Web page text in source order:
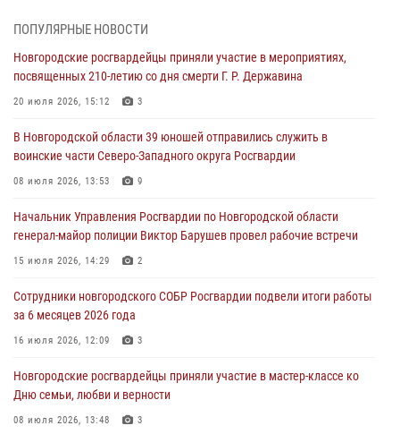
В Великом Новгороде сотрудники центра лицензионно-
разрешительной работы Росгвардии провели телефонную «горячую
30 июля 2026, 14:36 1
Новгородские росгвардейцы рассказали о службе детям из летнего
30 июля 2026, 08:40 5
Новгородские росгвардейцы задержали мужчину
Телесюжет в программе "Новгородское областное телевидение.
Новости часа." от 29 июля 2026 года. Новгородские призывники
29 июля 2026, 12:54 1
ПОПУЛЯРНЫЕ НОВОСТИ
Новгородские росгвардейцы приняли участие в мероприятиях,
посвященных 210-летию со дня смерти Г. Р. Державина
20 июля 2026, 15:12 3
В Новгородской области 39 юношей отправились служить в
воинские части Северо-Западного округа Росгвардии
08 июля 2026, 13:53 9
Начальник Управления Росгвардии по Новгородской области
генерал-майор полиции Виктор Барушев провел рабочие встречи
15 июля 2026, 14:29 2
Сотрудники новгородского СОБР Росгвардии подвели итоги работы
за 6 месяцев 2026 года
16 июля 2026, 12:09 3
Новгородские росгвардейцы приняли участие в мастер-классе ко
Дню семьи, любви и верности
08 июля 2026, 13:48 3